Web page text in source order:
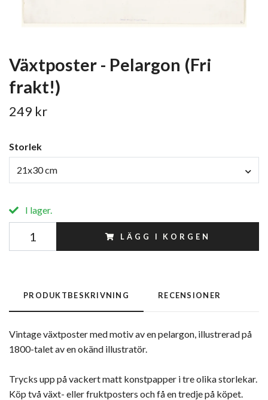
Växtposter - Pelargon (Fri
frakt!)
249 kr
Storlek
21x30 cm
I lager.
LÄGG I KORGEN
PRODUKTBESKRIVNING RECENSIONER
Vintage växtposter med motiv av en pelargon, illustrerad på
1800-talet av en okänd illustratör.
Trycks upp på vackert matt konstpapper i tre olika storlekar.
Köp två växt- eller fruktposters och få en tredje på köpet.